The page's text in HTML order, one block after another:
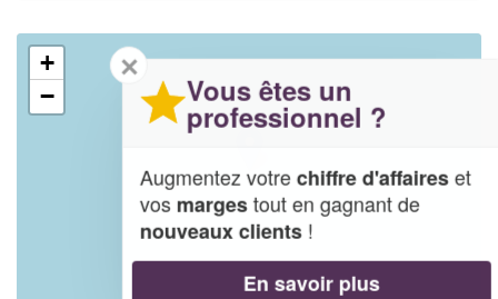
+
−
✕
Vous êtes un
professionnel ?
Augmentez votrechiffre d'affaireset
vosmargestout en gagnant de
nouveaux clients!
En savoir plus